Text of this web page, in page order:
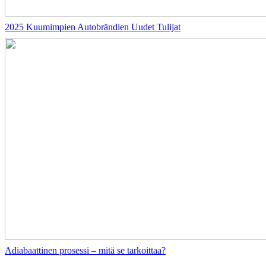
2025 Kuumimpien Autobrändien Uudet Tulijat
Adiabaattinen prosessi – mitä se tarkoittaa?